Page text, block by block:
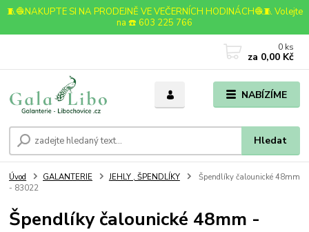
🧵🧶NAKUPTE SI NA PRODEJNĚ VE VEČERNÍCH HODINÁCH🧶🧵 Volejte
na ☎️ 603 225 766
NABÍZÍME
Hledat
0 ks
za 0,00 Kč
Úvod GALANTERIE JEHLY , ŠPENDLÍKY
Špendlíky čalounické 48mm
- 83022
Špendlíky čalounické 48mm -